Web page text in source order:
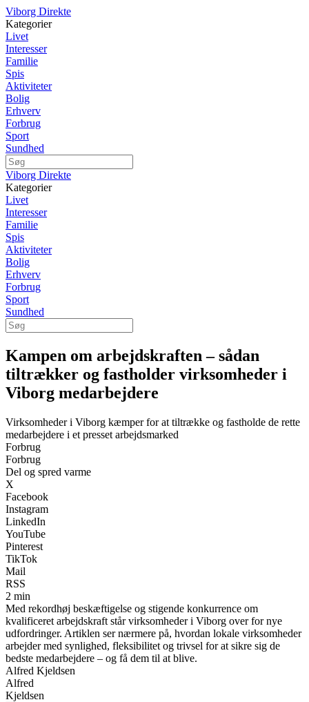
Viborg Direkte
Kategorier
Livet
Interesser
Familie
Spis
Aktiviteter
Bolig
Erhverv
Forbrug
Sport
Sundhed
Viborg Direkte
Kategorier
Livet
Interesser
Familie
Spis
Aktiviteter
Bolig
Erhverv
Forbrug
Sport
Sundhed
Kampen om arbejdskraften – sådan
tiltrækker og fastholder virksomheder i
Viborg medarbejdere
Virksomheder i Viborg kæmper for at tiltrække og fastholde de rette
medarbejdere i et presset arbejdsmarked
Forbrug
Forbrug
Del og spred varme
X
Facebook
Instagram
LinkedIn
YouTube
Pinterest
TikTok
Mail
RSS
2 min
Med rekordhøj beskæftigelse og stigende konkurrence om
kvalificeret arbejdskraft står virksomheder i Viborg over for nye
udfordringer. Artiklen ser nærmere på, hvordan lokale virksomheder
arbejder med synlighed, fleksibilitet og trivsel for at sikre sig de
bedste medarbejdere – og få dem til at blive.
Alfred Kjeldsen
Alfred
Kjeldsen